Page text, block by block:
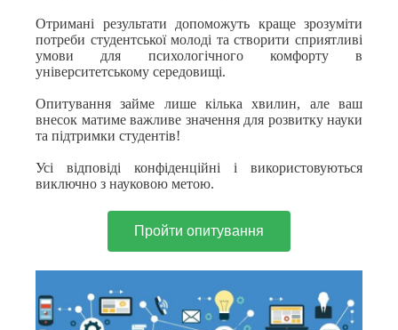
Отримані результати допоможуть краще зрозуміти
потреби студентської молоді та створити сприятливі
умови для психологічного комфорту в
університетському середовищі.
Опитування займе лише кілька хвилин, але ваш
внесок матиме важливе значення для розвитку науки
та підтримки студентів!
Усі відповіді конфіденційні і використовуються
виключно з науковою метою.
Пройти опитування